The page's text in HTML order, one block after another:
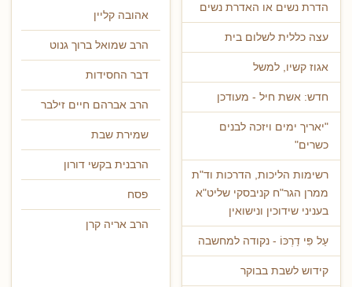
הדרת נשים או האדרת נשים
עצה כללית לשלום בית
אגוז קשיו, למשל
חדש: אשת חיל - מעודכן
"יאריך ימים ויזכה לבנים
כשרים"
רשימות הליכות, הדרכות וד"ת
ממרן הגר"ח קניבסקי שליט"א
בעניני שידוכין ונישואין
עַל פִּי דַרְכּוֹ - נקודה למחשבה
קידוש לשבת בבוקר
אהובה קליין
הרב שמואל ברוך גנוט
דבר החסידות
הרב אברהם חיים זילבר
שמירת שבת
הרבנית בקשי דורון
פסח
הרב אריה קרן